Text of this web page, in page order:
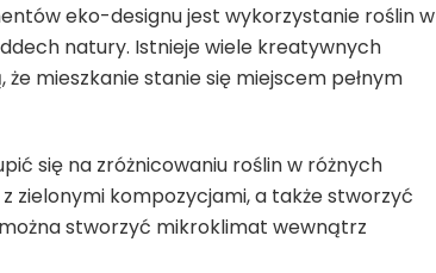
eko-designu jest wykorzystanie roślin w
natury. Istnieje wiele kreatywnych
mieszkanie stanie się miejscem pełnym
się na zróżnicowaniu roślin w różnych
zielonymi kompozycjami, a także stworzyć
stworzyć mikroklimat wewnątrz